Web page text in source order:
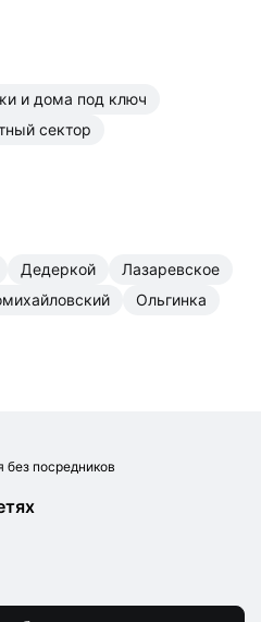
и дома под ключ
сектор
Дедеркой
Лазаревское
Ольгинка
без посредников